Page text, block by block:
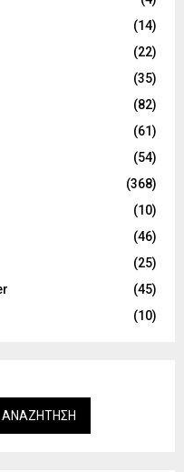
(14)
(22)
(35)
(82)
(61)
(54)
(368)
(10)
(46)
(25)
(45)
(10)
ΑΝΑΖΉΤΗΣΗ